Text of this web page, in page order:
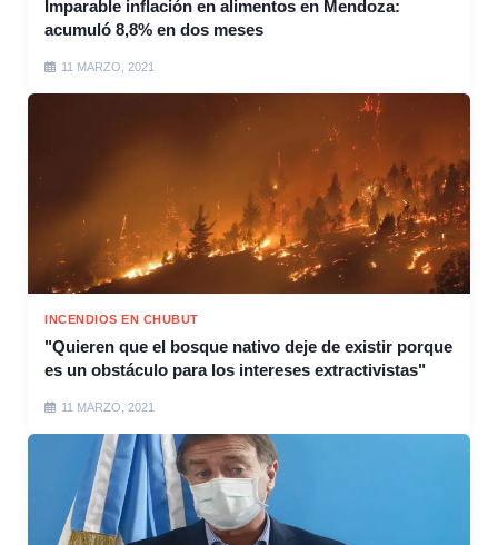
Imparable inflación en alimentos en Mendoza:
acumuló 8,8% en dos meses
11 MARZO, 2021
INCENDIOS EN CHUBUT
"Quieren que el bosque nativo deje de existir porque
es un obstáculo para los intereses extractivistas"
11 MARZO, 2021